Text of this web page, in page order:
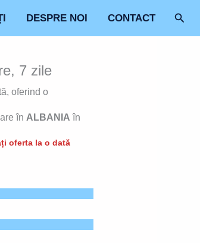
DESPRE NOI CONTACT
7 zile
oferind o
în ALBANIA în
oferta la o dată